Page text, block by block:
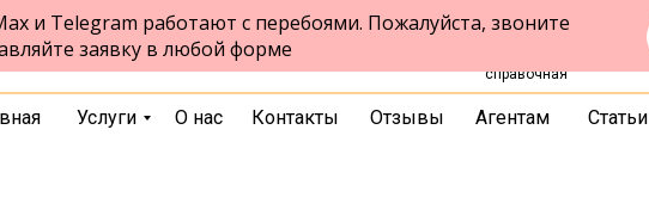
и Telegram работают с перебоями. Пожалуйста, звоните
заявку в любой форме
Услуги О нас Контакты Отзывы Агентам Статьи
Выбрать город
справочная
+7 (383) 388-72-90